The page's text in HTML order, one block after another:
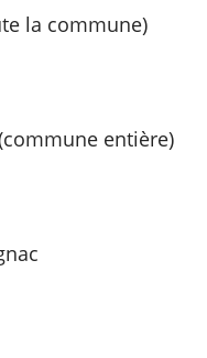
la commune)
entière)